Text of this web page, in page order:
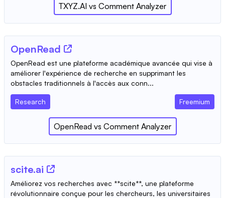
TXYZ.AI vs Comment Analyzer
OpenRead
OpenRead est une plateforme académique avancée qui vise à
améliorer l'expérience de recherche en supprimant les
obstacles traditionnels à l'accès aux conn...
Research Freemium
OpenRead vs Comment Analyzer
scite.ai
Améliorez vos recherches avec **scite**, une plateforme
révolutionnaire conçue pour les chercheurs, les universitaires